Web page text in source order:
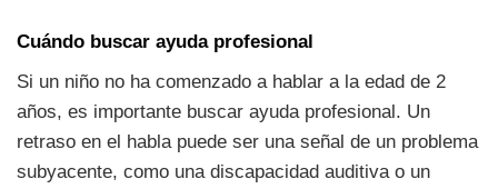
Cuándo buscar ayuda profesional
Si un niño no ha comenzado a hablar a la edad de 2
años, es importante buscar ayuda profesional. Un
retraso en el habla puede ser una señal de un problema
subyacente, como una discapacidad auditiva o un